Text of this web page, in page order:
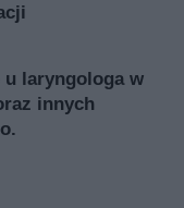
laryngologa w
innych